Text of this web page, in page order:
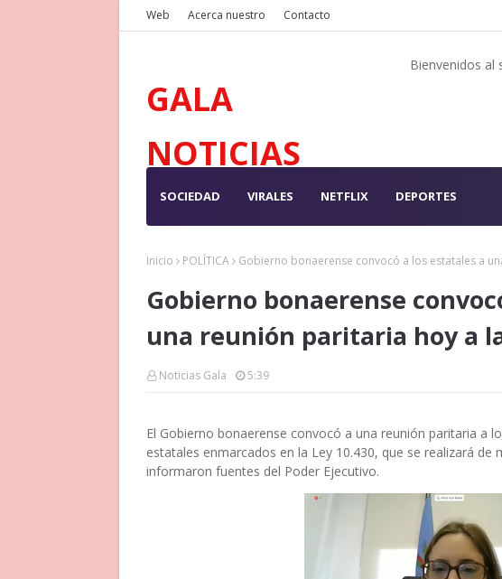
Web Acerca nuestro Contacto
GALA
NOTICIAS
Bienvenidos al
SOCIEDAD VIRALES NETFLIX DEPORTES
Inicio POLÍTICA Gobierno bonaerense convocó a los estatales a
Gobierno bonaerense
una reunión paritaria hoy a
Noticias Gala 5:39
El Gobierno bonaerense convocó a una reunión paritaria a
estatales enmarcados en la Ley 10.430, que se realizará de
informaron fuentes del Poder Ejecutivo.